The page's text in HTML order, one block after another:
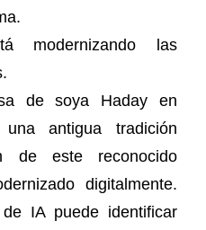
modernizando las
de soya Haday en
una antigua tradición
de este reconocido
digitalmente.
IA puede identificar